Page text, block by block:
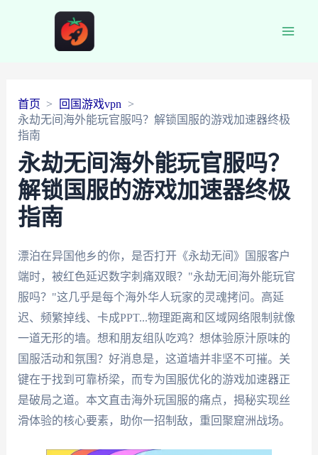
首页
回国游戏vpn
永劫无间海外能玩官服吗？解锁国服的游戏加速器终极
指南
永劫无间海外能玩官服吗？
解锁国服的游戏加速器终极
指南
漂泊在异国他乡的你，是否打开《永劫无间》国服客户
端时，被红色延迟数字刺痛双眼？"永劫无间海外能玩官
服吗？"这几乎是每个海外华人玩家的灵魂拷问。高延
迟、频繁掉线、卡成PPT...物理距离和区域网络限制就像
一道无形的墙。想和朋友组队吃鸡？想体验原汁原味的
国服活动和氛围？好消息是，这道墙并非坚不可摧。关
键在于找到可靠桥梁，而专为国服优化的游戏加速器正
是破局之道。本文直击海外玩国服的痛点，揭秘实现丝
滑体验的核心要素，助你一招制敌，重回聚窟洲战场。